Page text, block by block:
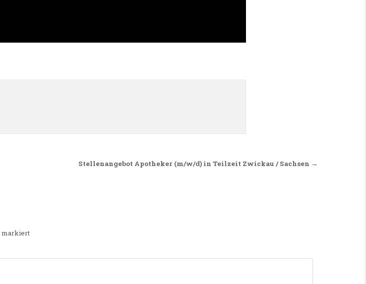
Stellenangebot Apotheker (m/w/d) in Teilzeit Zwickau / Sachsen →
markiert